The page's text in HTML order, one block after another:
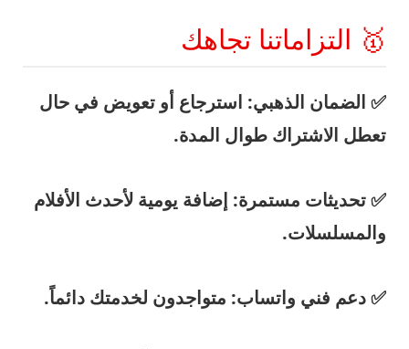
🥇 التزاماتنا تجاهك
✅ الضمان الذهبي: استرجاع أو تعويض في حال
تعطل الاشتراك طوال المدة.
✅تحديثات مستمرة: إضافة يومية لأحدث الأفلام
والمسلسلات.
✅دعم فني واتساب: متواجدون لخدمتك دائماً.